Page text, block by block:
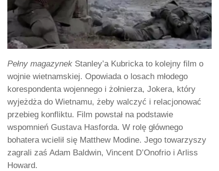
Pełny magazynek Stanley’a Kubricka to kolejny film o
wojnie wietnamskiej. Opowiada o losach młodego
korespondenta wojennego i żołnierza, Jokera, który
wyjeżdża do Wietnamu, żeby walczyć i relacjonować
przebieg konfliktu. Film powstał na podstawie
wspomnień Gustava Hasforda. W rolę głównego
bohatera wcielił się Matthew Modine. Jego towarzyszy
zagrali zaś Adam Baldwin, Vincent D’Onofrio i Arliss
Howard.